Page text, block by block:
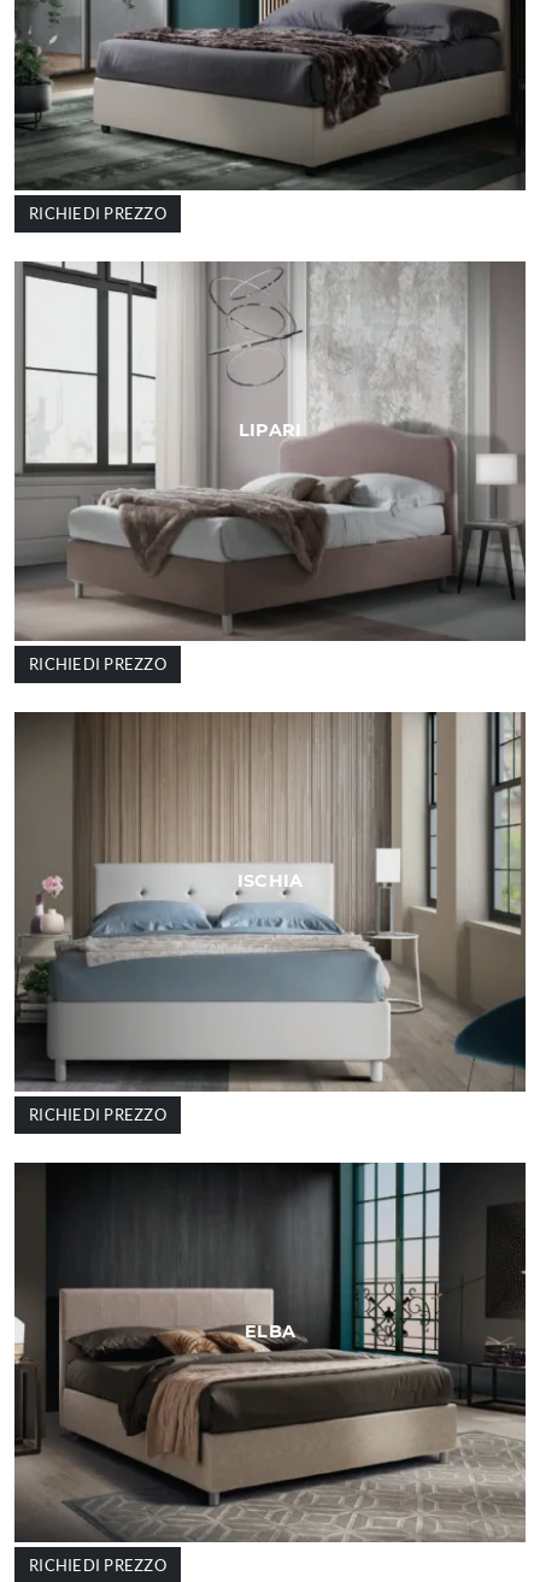
RICHIEDI PREZZO
LIPARI
RICHIEDI PREZZO
ISCHIA
RICHIEDI PREZZO
ELBA
RICHIEDI PREZZO